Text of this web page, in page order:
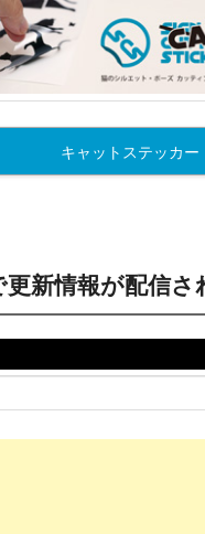
キャットステッカー
新情報が配信さ